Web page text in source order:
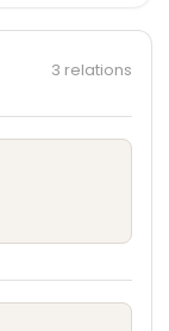
3 relations